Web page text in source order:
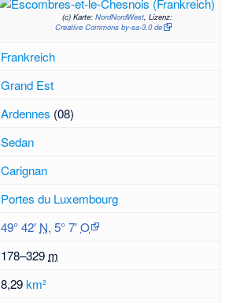
(c) Karte: NordNordWest, Lizenz:
Creative Commons by-sa-3.0 de
Frankreich
Grand Est
Ardennes (08)
Sedan
Carignan
Portes du Luxembourg
49° 42′ N,5° 7′O
178–329 m
8,29km²